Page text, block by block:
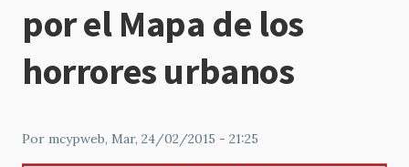
por el Mapa de los
horrores urbanos
Por mcypweb, Mar, 24/02/2015 - 21:25